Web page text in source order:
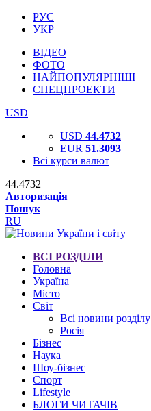
РУС
УКР
ВІДЕО
ФОТО
НАЙПОПУЛЯРНІШІ
СПЕЦПРОЕКТИ
USD
USD 44.4732
EUR 51.3093
Всі курси валют
44.4732
Авторизація
Пошук
RU
ВСІ РОЗДІЛИ
Головна
Україна
Місто
Світ
Всі новини розділу
Росія
Бізнес
Наука
Шоу-бізнес
Спорт
Lifestyle
БЛОГИ ЧИТАЧІВ